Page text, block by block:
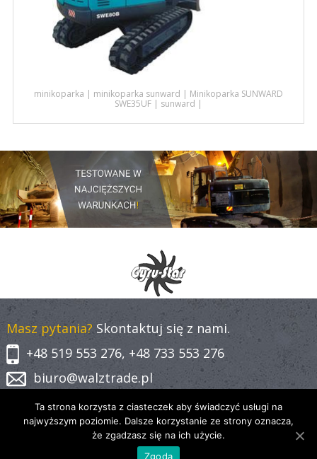
minikoparka | minikoparka sunward | Minikoparka SUNWARD
SWE35UF| sunward |
Masz pytania? Skontaktuj się z nami.
+48 519 553 276, +48 733 553 276
biuro@walztrade.pl
Ta strona korzysta z ciasteczek aby świadczyć usługi na
najwyższym poziomie. Dalsze korzystanie ze strony oznacza,
że zgadzasz się na ich użycie.
Zgoda